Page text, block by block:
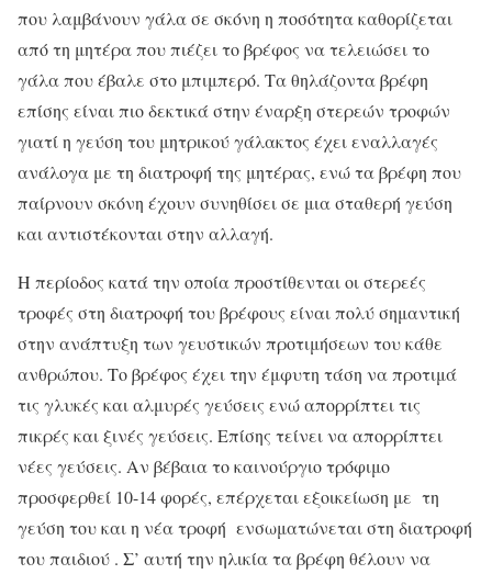
που λαμβάνουν γάλα σε σκόνη η ποσότητα καθορίζεται
από τη μητέρα που πιέζει το βρέφος να τελειώσει το
γάλα που έβαλε στο μπιμπερό. Τα θηλάζοντα βρέφη
επίσης είναι πιο δεκτικά στην έναρξη στερεών τροφών
γιατί η γεύση του μητρικού γάλακτος έχει εναλλαγές
ανάλογα με τη διατροφή της μητέρας, ενώ τα βρέφη που
παίρνουν σκόνη έχουν συνηθίσει σε μια σταθερή γεύση
και αντιστέκονται στην αλλαγή.
Η περίοδος κατά την οποία προστίθενται οι στερεές
τροφές στη διατροφή του βρέφους είναι πολύ σημαντική
στην ανάπτυξη των γευστικών προτιμήσεων του κάθε
ανθρώπου. Το βρέφος έχει την έμφυτη τάση να προτιμά
τις γλυκές και αλμυρές γεύσεις ενώ απορρίπτει τις
πικρές και ξινές γεύσεις. Επίσης τείνει να απορρίπτει
νέες γεύσεις. Αν βέβαια το καινούργιο τρόφιμο
προσφερθεί 10-14 φορές, επέρχεται εξοικείωση με τη
γεύση του και η νέα τροφή ενσωματώνεται στη διατροφή
του παιδιού . Σ’ αυτή την ηλικία τα βρέφη θέλουν να